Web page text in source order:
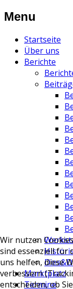
Menu
Startseite
Über uns
Berichte
Marktplatz
Termine
Wir nutzen
sind essenziell für
uns helfen, diese
verbessern
entscheiden, ob